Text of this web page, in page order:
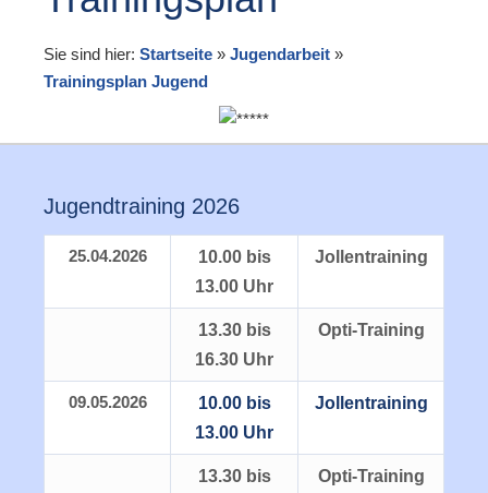
Sie sind hier: Startseite » Jugendarbeit »
Trainingsplan Jugend
Jugendtraining 2026
25.04.2026
10.00 bis
13.00 Uhr
Jollentraining
13.30 bis
16.30 Uhr
Opti-Training
09.05.2026
10.00 bis
13.00 Uhr
Jollentraining
13.30 bis
Opti-Training